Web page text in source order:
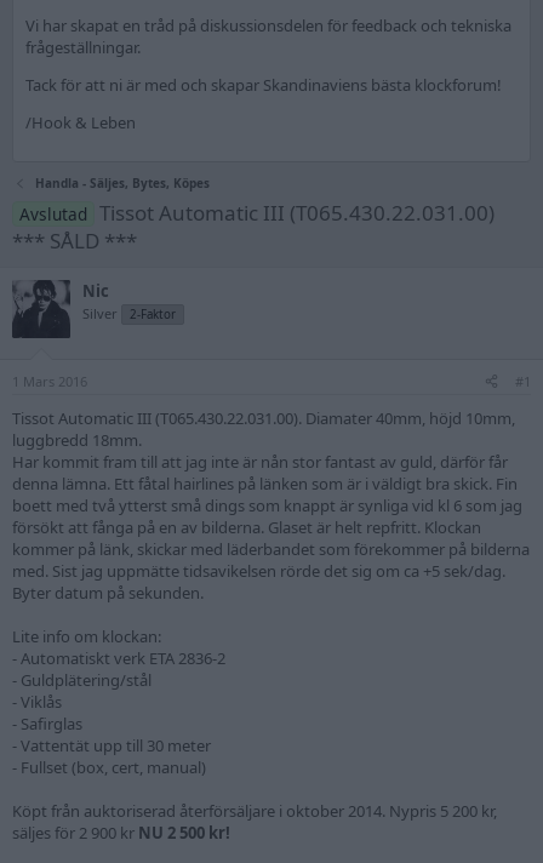
Vi har skapat en tråd på diskussionsdelen för feedback och tekniska
frågeställningar.
Tack för att ni är med och skapar Skandinaviens bästa klockforum!
/Hook & Leben
Handla - Säljes, Bytes, Köpes
Avslutad Tissot Automatic III (T065.430.22.031.00)
*** SÅLD ***
Nic
Silver 2-Faktor
1 Mars 2016 #1
Tissot Automatic III (T065.430.22.031.00). Diamater 40mm, höjd 10mm,
luggbredd 18mm.
Har kommit fram till att jag inte är nån stor fantast av guld, därför får
denna lämna. Ett fåtal hairlines på länken som är i väldigt bra skick. Fin
boett med två ytterst små dings som knappt är synliga vid kl 6 som jag
försökt att fånga på en av bilderna. Glaset är helt repfritt. Klockan
kommer på länk, skickar med läderbandet som förekommer på bilderna
med. Sist jag uppmätte tidsavikelsen rörde det sig om ca +5 sek/dag.
Byter datum på sekunden.
Lite info om klockan:
- Automatiskt verk ETA 2836-2
- Guldplätering/stål
- Viklås
- Safirglas
- Vattentät upp till 30 meter
- Fullset (box, cert, manual)
Köpt från auktoriserad återförsäljare i oktober 2014. Nypris 5 200 kr,
säljes för 2 900 kr NU 2 500 kr!